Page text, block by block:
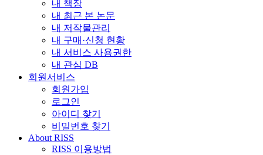
내 책장
내 최근 본 논문
내 저작물관리
내 구매·신청 현황
내 서비스 사용권한
내 관심 DB
회원서비스
회원가입
로그인
아이디 찾기
비밀번호 찾기
About RISS
RISS 이용방법